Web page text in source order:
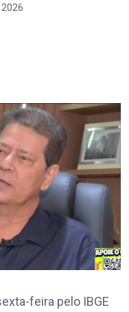
feira pelo IBGE